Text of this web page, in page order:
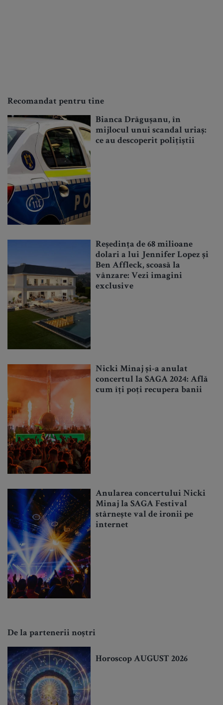
Recomandat pentru tine
Bianca Drăgușanu, în
mijlocul unui scandal uriaș:
ce au descoperit polițiștii
Reședința de 68 milioane
dolari a lui Jennifer Lopez și
Ben Affleck, scoasă la
vânzare: Vezi imagini
exclusive
Nicki Minaj și-a anulat
concertul la SAGA 2024: Află
cum îți poți recupera banii
Anularea concertului Nicki
Minaj la SAGA Festival
stârnește val de ironii pe
internet
De la partenerii noștri
Horoscop AUGUST 2026